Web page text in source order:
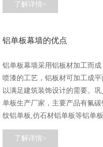
了解详情>
铝单板幕墙的优点
铝单板幕墙采用铝板材加工而
喷漆的工艺，铝板材可加工成
以满足建筑装饰设计的需要。
单板生产厂家，主要产品有氟
纹铝单板,仿石材铝单板等铝单
了解详情>